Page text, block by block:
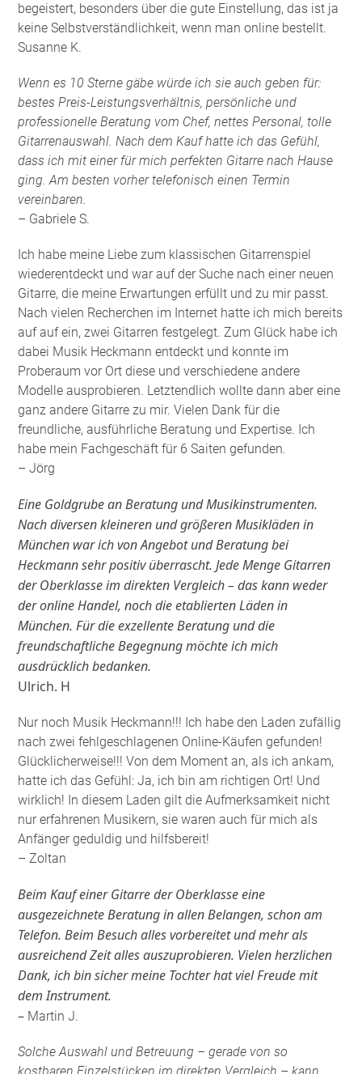
begeistert, besonders über die gute Einstellung, das ist ja
keine Selbstverständlichkeit, wenn man online bestellt.
Susanne K.
Wenn es 10 Sterne gäbe würde ich sie auch geben für:
bestes Preis-Leistungsverhältnis, persönliche und
professionelle Beratung vom Chef, nettes Personal, tolle
Gitarrenauswahl. Nach dem Kauf hatte ich das Gefühl,
dass ich mit einer für mich perfekten Gitarre nach Hause
ging. Am besten vorher telefonisch einen Termin
vereinbaren.
– Gabriele S.
Ich habe meine Liebe zum klassischen Gitarrenspiel
wiederentdeckt und war auf der Suche nach einer neuen
Gitarre, die meine Erwartungen erfüllt und zu mir passt.
Nach vielen Recherchen im Internet hatte ich mich bereits
auf auf ein, zwei Gitarren festgelegt. Zum Glück habe ich
dabei Musik Heckmann entdeckt und konnte im
Proberaum vor Ort diese und verschiedene andere
Modelle ausprobieren. Letztendlich wollte dann aber eine
ganz andere Gitarre zu mir. Vielen Dank für die
freundliche, ausführliche Beratung und Expertise. Ich
habe mein Fachgeschäft für 6 Saiten gefunden.
– Jörg
Eine Goldgrube an Beratung und Musikinstrumenten.
Nach diversen kleineren und größeren Musikläden in
München war ich von Angebot und Beratung bei
Heckmann sehr positiv überrascht. Jede Menge Gitarren
der Oberklasse im direkten Vergleich – das kann weder
der online Handel, noch die etablierten Läden in
München. Für die exzellente Beratung und die
freundschaftliche Begegnung möchte ich mich
ausdrücklich bedanken.
Ulrich. H
Nur noch Musik Heckmann!!! Ich habe den Laden zufällig
nach zwei fehlgeschlagenen Online-Käufen gefunden!
Glücklicherweise!!! Von dem Moment an, als ich ankam,
hatte ich das Gefühl: Ja, ich bin am richtigen Ort! Und
wirklich! In diesem Laden gilt die Aufmerksamkeit nicht
nur erfahrenen Musikern, sie waren auch für mich als
Anfänger geduldig und hilfsbereit!
– Zoltan
Beim Kauf einer Gitarre der Oberklasse eine
ausgezeichnete Beratung in allen Belangen, schon am
Telefon. Beim Besuch alles vorbereitet und mehr als
ausreichend Zeit alles auszuprobieren. Vielen herzlichen
Dank, ich bin sicher meine Tochter hat viel Freude mit
dem Instrument.
– Martin J.
Solche Auswahl und Betreuung – gerade von so